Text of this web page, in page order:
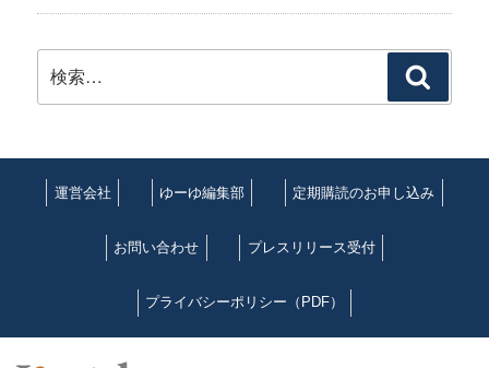
索
運営会社 ゆーゆ編集部 定期購読のお申し込み
お問い合わせ プレスリリース受付
プライバシーポリシー（PDF）